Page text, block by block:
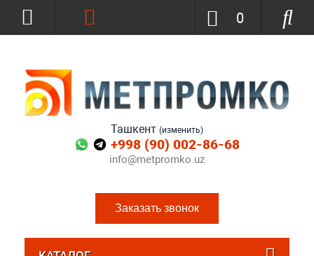
Ташкент (изменить)
+998 (90) 002-86-68
info@metpromko.uz
Заказать звонок
0